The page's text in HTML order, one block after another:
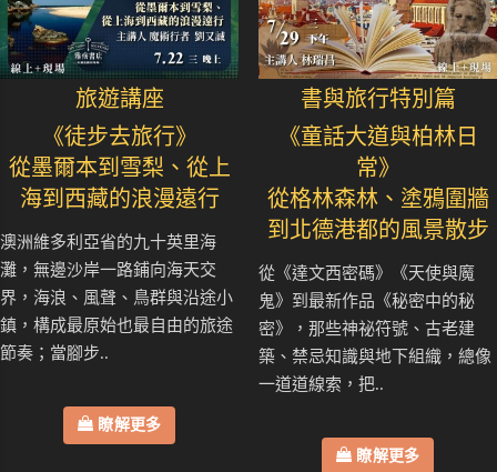
旅遊講座
《徒步去旅行》
從墨爾本到雪梨、從上
海到西藏的浪漫遠行
澳洲維多利亞省的九十英里海
灘，無邊沙岸一路鋪向海天交
界，海浪、風聲、鳥群與沿途小
鎮，構成最原始也最自由的旅途
節奏；當腳步..
瞭解更多
書與旅行特別篇
《童話大道與柏林日
常》
從格林森林、塗鴉圍牆
到北德港都的風景散步
從《達文西密碼》《天使與魔
鬼》到最新作品《秘密中的秘
密》，那些神祕符號、古老建
築、禁忌知識與地下組織，總像
一道道線索，把..
瞭解更多